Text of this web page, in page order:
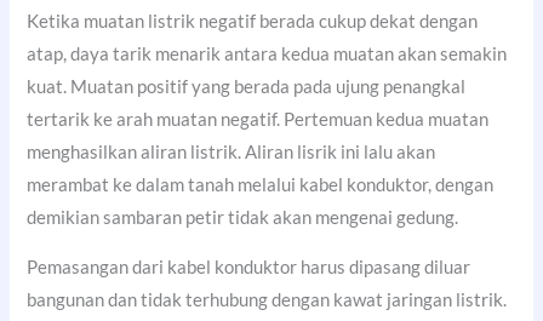
Ketika muatan listrik negatif berada cukup dekat dengan
atap, daya tarik menarik antara kedua muatan akan semakin
kuat. Muatan positif yang berada pada ujung penangkal
tertarik ke arah muatan negatif. Pertemuan kedua muatan
menghasilkan aliran listrik. Aliran lisrik ini lalu akan
merambat ke dalam tanah melalui kabel konduktor, dengan
demikian sambaran petir tidak akan mengenai gedung.
Pemasangan dari kabel konduktor harus dipasang diluar
bangunan dan tidak terhubung dengan kawat jaringan listrik.